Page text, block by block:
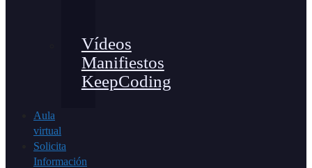
Vídeos
Manifiestos
KeepCoding
Aula
virtual
Solicita
Información